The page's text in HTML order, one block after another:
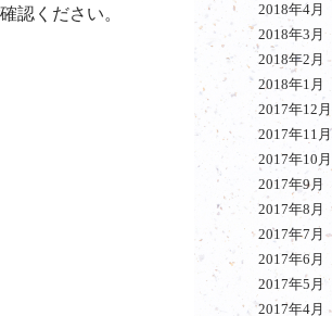
認ください。
2018年4月
2018年3月
2018年2月
2018年1月
2017年12月
2017年11月
2017年10月
2017年9月
2017年8月
2017年7月
2017年6月
2017年5月
2017年4月